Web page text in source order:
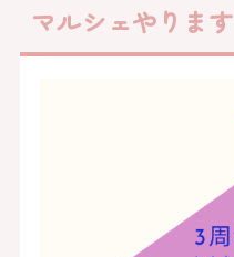
マルシェやります